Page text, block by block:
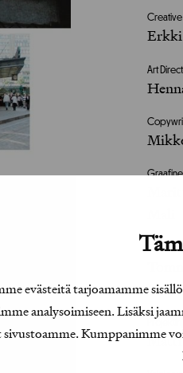
evästeitä tarjoamamme
analysoimiseen. Lisäksi
Kumppanimme
Art
Matti